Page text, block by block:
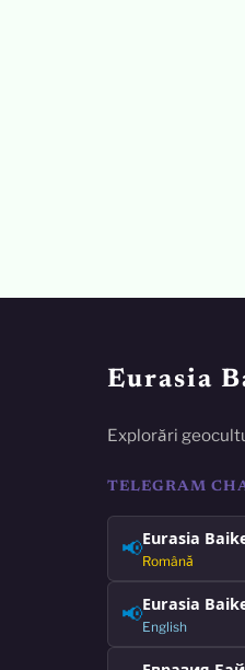
Eurasia
Explorări
TELEGRAM
📢Eurasia
Română
📢Eurasia
English